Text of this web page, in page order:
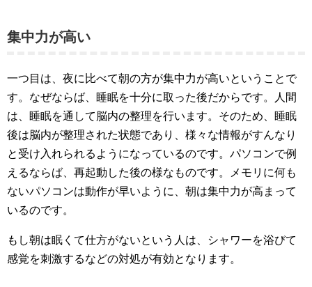
集中力が高い
一つ目は、夜に比べて朝の方が集中力が高いということで
す。なぜならば、睡眠を十分に取った後だからです。人間
は、睡眠を通して脳内の整理を行います。そのため、睡眠
後は脳内が整理された状態であり、様々な情報がすんなり
と受け入れられるようになっているのです。パソコンで例
えるならば、再起動した後の様なものです。メモリに何も
ないパソコンは動作が早いように、朝は集中力が高まって
いるのです。
もし朝は眠くて仕方がないという人は、シャワーを浴びて
感覚を刺激するなどの対処が有効となります。